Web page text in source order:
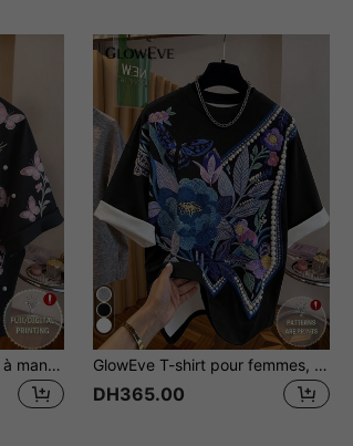
SHEIN Top décontracté à manches courtes, col rond, imprimé papillon pour femmes GlowEve T-shirt pour femmes, faux broderie, imprimé de motif de fausses perles, col rond, épaules tombantes, coupe ample, t-shirt délicat et élégant pour femmes, convient pour le port quotidien, les rendez-vous
DH365.00